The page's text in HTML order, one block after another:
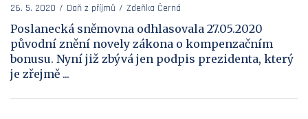
26. 5. 2020 Daň z příjmů Zdeňka Černá
Poslanecká sněmovna odhlasovala 27.05.2020
původní znění novely zákona o kompenzačním
bonusu. Nyní již zbývá jen podpis prezidenta, který
je zřejmě ...